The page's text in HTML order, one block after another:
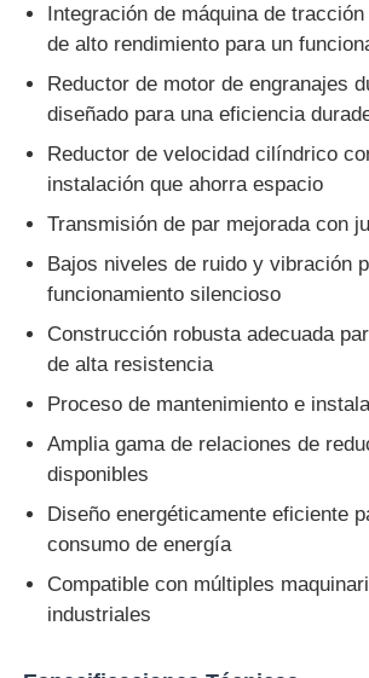
Inicio
Productos
Sobre nosotros
Control de Calidad
Contacto
Solicitar una cotización
variador de frecuencia
Integración de máquina de
de alto rendimiento para un
Reductor de motor de engranajes
diseñado para una eficiencia
Reductor de velocidad cilíndrico
instalación que ahorra espacio
Transmisión de par mejorada con
Bajos niveles de ruido y vibración
funcionamiento silencioso
Construcción robusta adecuada
de alta resistencia
Proceso de mantenimiento e
Amplia gama de relaciones de
disponibles
Diseño energéticamente eficiente
consumo de energía
Compatible con múltiples
industriales